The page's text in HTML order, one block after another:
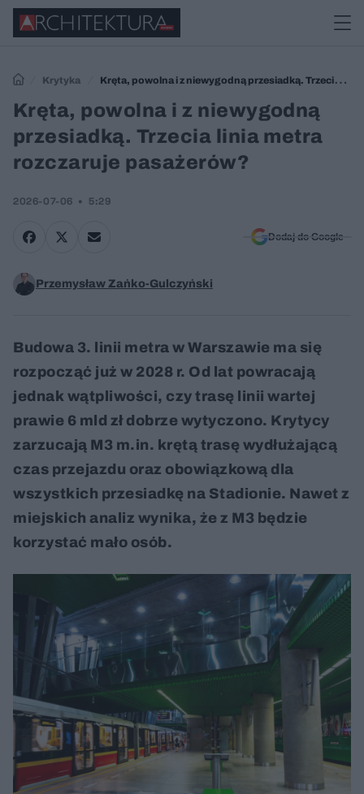
Krytyka
Kręta, powolna i z niewygodną przesiadką. Trzecia linia
metra rozczaruje pasażerów?
Kręta, powolna i z niewygodną
przesiadką. Trzecia linia metra
rozczaruje pasażerów?
2026-07-06 5:29
Dodaj do Google
Przemysław Zańko-Gulczyński
Budowa 3. linii metra w Warszawie ma się
rozpocząć już w 2028 r. Od lat powracają
jednak wątpliwości, czy trasę linii wartej
prawie 6 mld zł dobrze wytyczono. Krytycy
zarzucają M3 m.in. krętą trasę wydłużającą
czas przejazdu oraz obowiązkową dla
wszystkich przesiadkę na Stadionie. Nawet z
miejskich analiz wynika, że z M3 będzie
korzystać mało osób.